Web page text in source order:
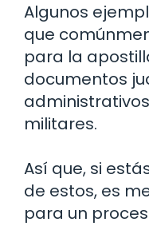
Algunos
que
para la
documentos
militares.
Así que, si
de estos, es
para un